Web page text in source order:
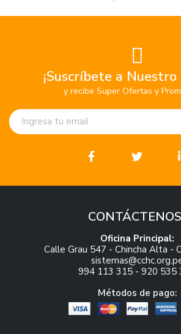
¡Suscríbete a
y recibe Super Ofertas y
Oficina Principal:
Calle Grau 547 - Chincha Alta -
994 113 315 - 920 535
Métodos de pago: